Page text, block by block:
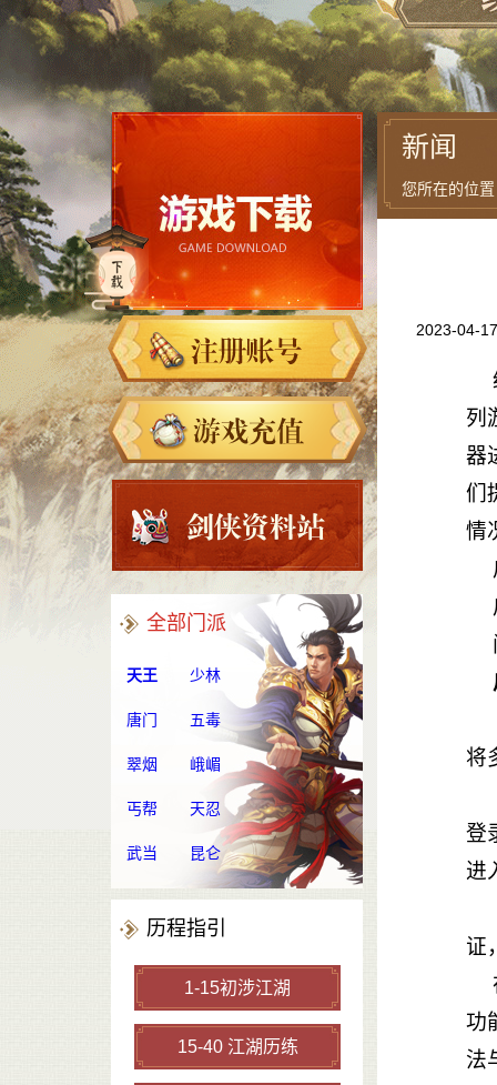
全部门派
天王 少林
唐门 五毒
翠烟 峨嵋
丐帮 天忍
武当 昆仑
历程指引
1-15初涉江湖
15-40 江湖历练
新闻
您所在的位
2023-04-
列
器
们
情
将
登
进
证
功
法